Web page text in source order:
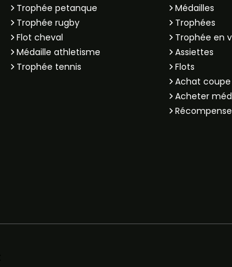
Trophée petanque
Trophée rugby
Flot cheval
Médaille athletisme
Trophée tennis
Médailles
Trophées
Trophée en
Assiettes
Flots
Achat
Acheter